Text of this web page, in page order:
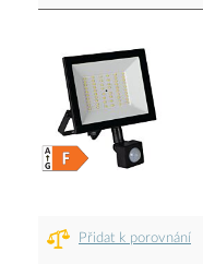
Přidat k porovnání